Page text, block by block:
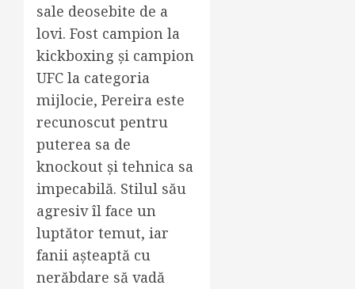
sale deosebite de a
lovi. Fost campion la
kickboxing și campion
UFC la categoria
mijlocie, Pereira este
recunoscut pentru
puterea sa de
knockout și tehnica sa
impecabilă. Stilul său
agresiv îl face un
luptător temut, iar
fanii așteaptă cu
nerăbdare să vadă